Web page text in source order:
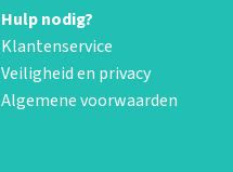
Hulp nodig?
Klantenservice
Veiligheid en privacy
Algemene voorwaarden